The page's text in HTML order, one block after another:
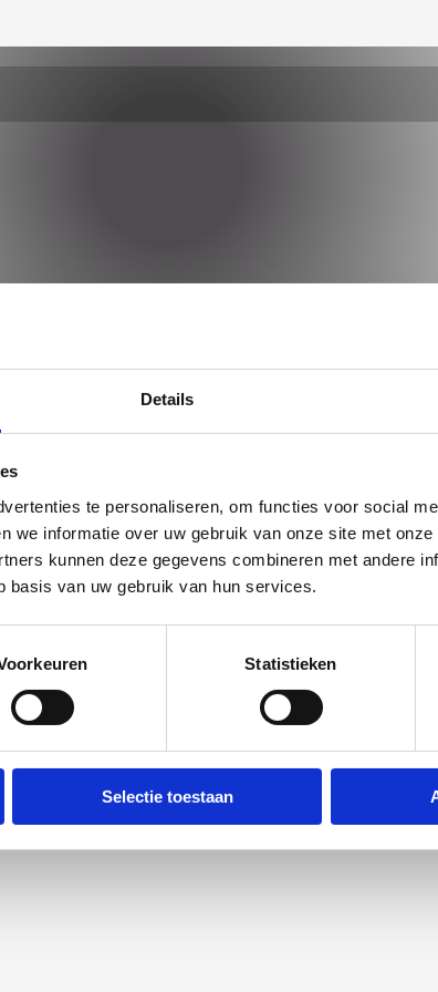
Details
te personaliseren, om functies voor social
we informatie over uw gebruik van onze site met
kunnen deze gegevens combineren met andere
basis van uw gebruik van hun services.
Statistieken
Selectie toestaan
controle. Voer eventueel aanpassingen door voor de order.